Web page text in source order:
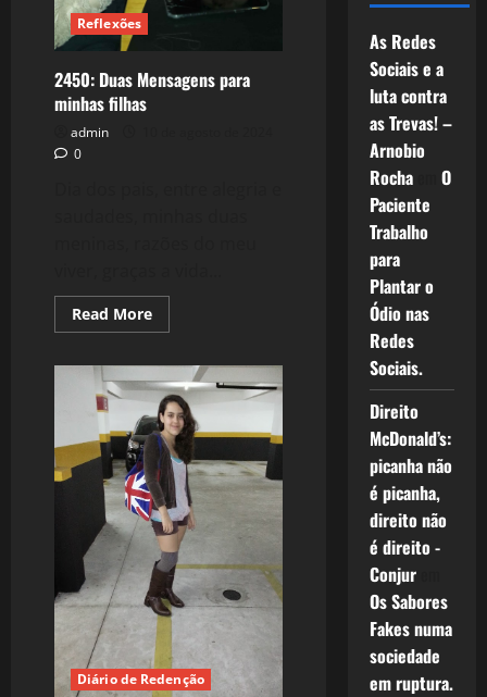
Reflexões
2450: Duas Mensagens para
minhas filhas
admin
0
Read MoreRead
more
Duas
Mensagens
para
minhas
filhas
Diário de Redenção
As Redes
Sociais e a
luta contra
as Trevas! –
Arnobio
Rochaem O
Paciente
Trabalho
para
Plantar o
Ódio nas
Redes
Sociais.
Direito
McDonald’s:
picanha não
é picanha,
direito não
é direito -
Conjurem
Os Sabores
Fakes numa
sociedade
em ruptura.